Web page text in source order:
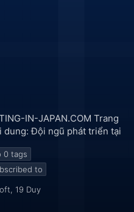
IN-JAPAN.COM Trang
dung: Đội ngũ phát triển tại
0 tags
to
19 Duy